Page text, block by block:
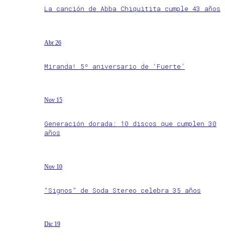
La canción de Abba Chiquitita cumple 43 años
Abr 26
Miranda! 5º aniversario de ‘Fuerte’
Nov 15
Generación dorada: 10 discos que cumplen 30
años
Nov 10
“Signos” de Soda Stereo celebra 35 años
Dic 19